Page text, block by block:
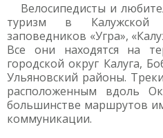
Велосипедисты и
туризм в Калужской
заповедников «Угра»,
Все они находятся на
городской округ Калуга,
Ульяновский районы.
расположенным вдоль
большинстве маршрутов
коммуникации.